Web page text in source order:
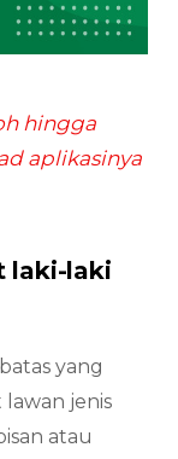
hingga
aplikasinya
laki-laki
yang
jenis
atau